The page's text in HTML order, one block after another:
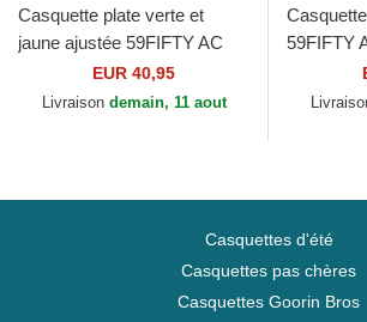
Casquette plate verte et
jaune ajustée 59FIFTY AC
Perf Oakland Athletics MLB
New Era
EUR 40,95
Livraison demain, 11 aout
59FIFTY
Pirates
Casquettes d'été
Casquettes pas chères
Casquettes Goorin Bros